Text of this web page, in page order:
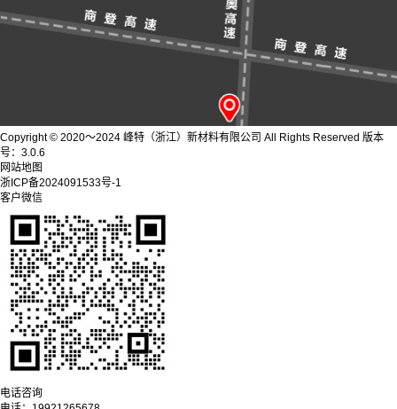
Copyright © 2020～2024 峰特（浙江）新材料有限公司 All Rights Reserved 版本
号：3.0.6
网站地图
浙ICP备2024091533号-1
客户微信
电话咨询